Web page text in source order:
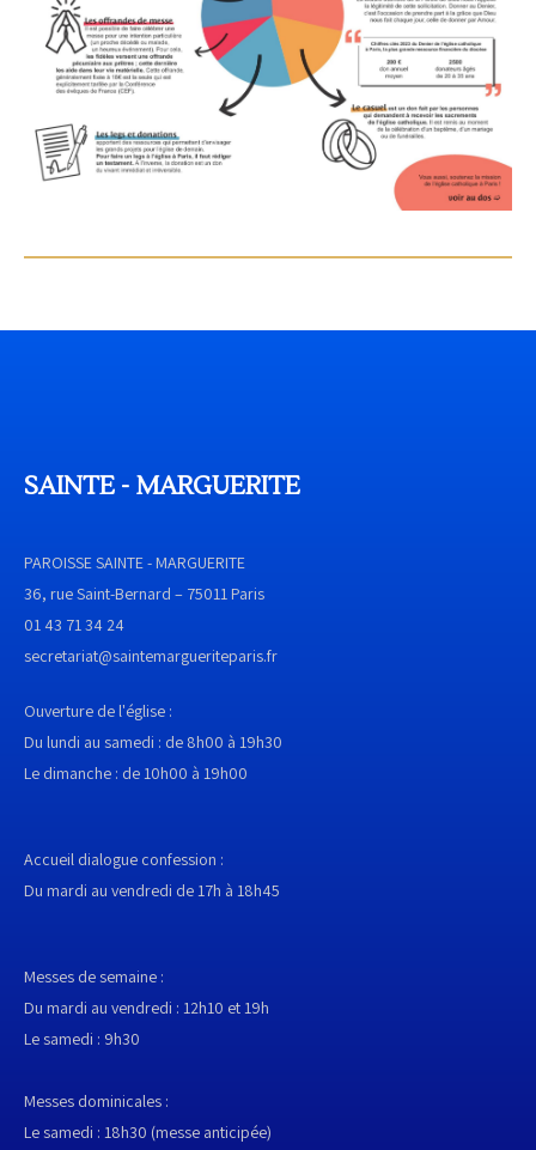
SAINTE - MARGUERITE
PAROISSE SAINTE - MARGUERITE
36, rue Saint-Bernard – 75011 Paris
01 43 71 34 24
secretariat@saintemargueriteparis.fr
Ouverture de l'église :
Du lundi au samedi : de 8h00 à 19h30
Le dimanche : de 10h00 à 19h00
Accueil dialogue confession :
Du mardi au vendredi de 17h à 18h45
Messes de semaine :
Du mardi au vendredi : 12h10 et 19h
Le samedi : 9h30
Messes dominicales :
Le samedi : 18h30 (messe anticipée)